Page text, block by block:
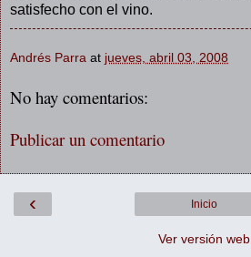
satisfecho con el vino.
Andrés Parra at jueves, abril 03, 2008
No hay comentarios:
Publicar un comentario
‹ Inicio
Ver versión web